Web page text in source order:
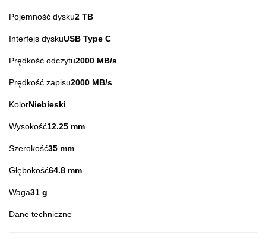
Pojemność dysku2 TB
Interfejs dyskuUSB Type C
Prędkość odczytu2000 MB/s
Prędkość zapisu2000 MB/s
KolorNiebieski
Wysokość12.25 mm
Szerokość35 mm
Głębokość64.8 mm
Waga31 g
Dane techniczne